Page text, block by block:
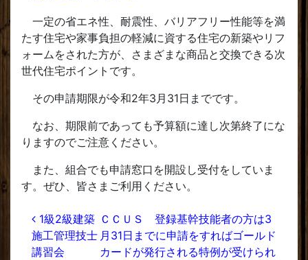
一定の省エネ性、耐震性、バリアフリー性能等を満
たす住宅や家事負担の軽減に資する住宅の新築やリフ
ォームをされた方が、さまざまな商品と交換できる次
世代住宅ポイントです。
その申請期限が令和2年3月31日までです。
なお、期限前であっても予算額に達し次第終了にな
りますのでご注意ください。
また、組合でも申請窓口を開設し受付をしていま
す。ぜひ、皆さまご利用ください。
投稿ナビゲーション
1級2級建築
施工管理技士
講習会
ＣＣＵＳ 登録基幹技能者の方は3
月31日までに申請をすればゴールド
カードが発行される特例が受けられ